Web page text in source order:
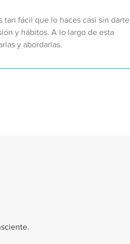
fácil que lo haces casi sin darte
y hábitos. A lo largo de esta
y abordarlas.